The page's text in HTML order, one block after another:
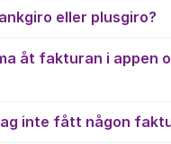
eller plusgiro?
åt fakturan i appen
inte fått någon